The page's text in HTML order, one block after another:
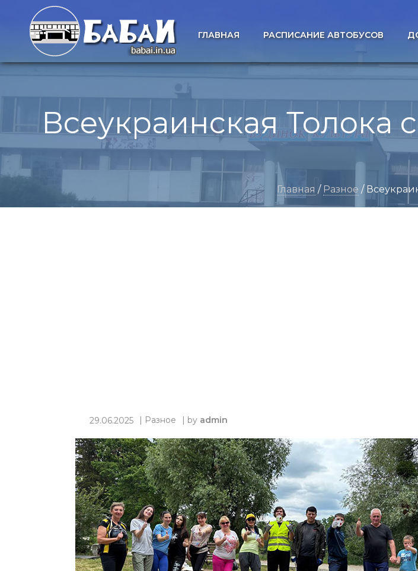
ГЛАВНАЯ РАСПИСАНИЕ АВТОБУСОВ
Всеукраинская Толока
Главная / Разное /
29.06.2025 | Разное | by admin